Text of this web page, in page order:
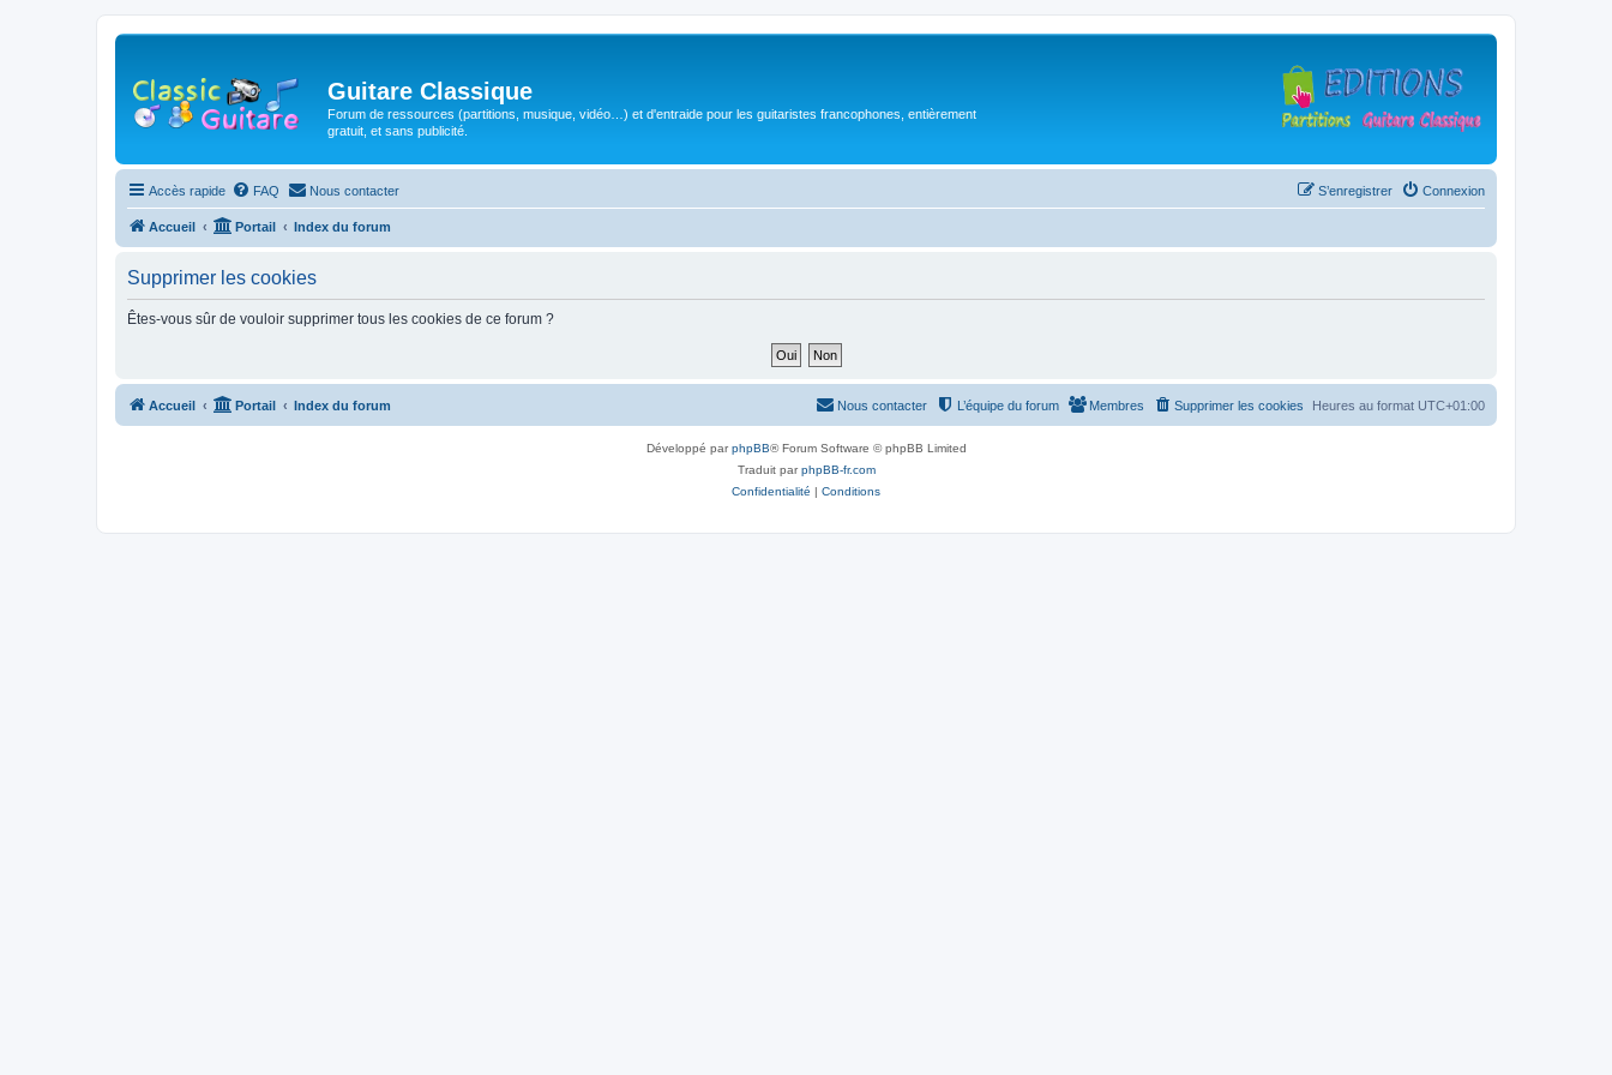
Guitare Classique
Forum de ressources (partitions, musique, vidéo…) et d'entraide pour les guitaristes francophones, entièrement
gratuit, et sans publicité.
Accès rapide FAQ Nous contacter Connexion
S’enregistrer
Accueil Portail Index du forum
Supprimer les cookies
Êtes-vous sûr de vouloir supprimer tous les cookies de ce forum ?
Accueil Portail Index du forum Heures au format UTC+01:00
Supprimer les cookies
Membres
L’équipe du forum
Nous contacter
Développé parphpBB® Forum Software © phpBB Limited
Traduit parphpBB-fr.com
Confidentialité | Conditions